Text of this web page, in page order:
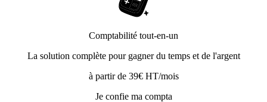
Comptabilité tout-en-un
La solution complète pour gagner du temps et de l'argent
à partir de 39€ HT/mois
Je confie ma compta